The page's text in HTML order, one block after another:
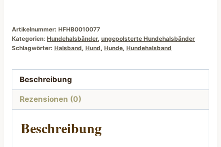
Artikelnummer: HFHB0010077
Kategorien: Hundehalsbänder, ungepolsterte Hundehalsbänder
Schlagwörter: Halsband, Hund, Hunde, Hundehalsband
Beschreibung
Rezensionen (0)
Beschreibung